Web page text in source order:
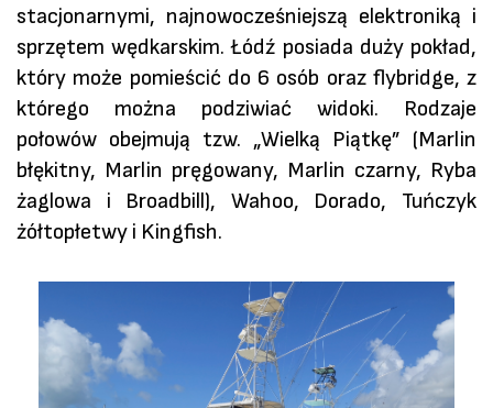
stacjonarnymi, najnowocześniejszą elektroniką i
sprzętem wędkarskim. Łódź posiada duży pokład,
który może pomieścić do 6 osób oraz flybridge, z
którego można podziwiać widoki. Rodzaje
połowów obejmują tzw. „Wielką Piątkę” (Marlin
błękitny, Marlin pręgowany, Marlin czarny, Ryba
żaglowa i Broadbill), Wahoo, Dorado, Tuńczyk
żółtopłetwy i Kingfish.